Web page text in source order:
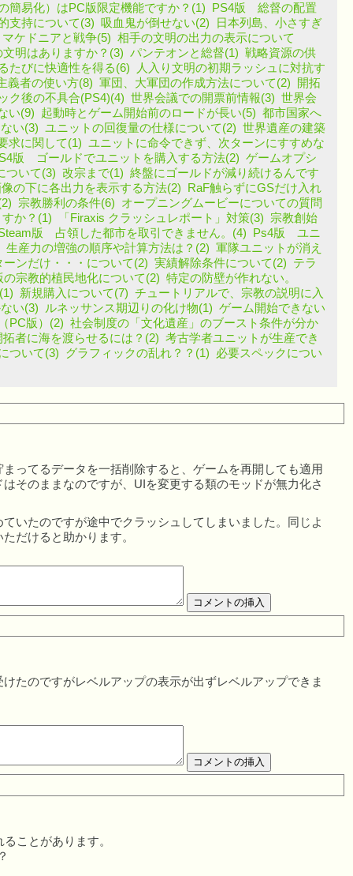
簡易化）はPC版限定機能ですか？(1)
PS4版 総督の配置
支持について(3)
吸血鬼が倒せない(2)
日本列島、小さすぎ
マケドニアと戦争(5) 相手の文明の出力の表示について
明はありますか？(3) パンテオンと総督(1) 戦略資源の供
たびに快適性を得る(6)
人入り文明の初期ラッシュに対抗す
義者の使い方(8) 軍団、大軍団の作成方法について(2)
開拓
ク後の不具合(PS4)(4) 世界会議での開票前情報(3) 世界会
い(9)
起動時とゲーム開始前のロードが長い(5) 都市国家へ
い(3) ユニットの回復量の仕様について(2) 世界遺産の建築
求に関して(1) ユニットに命令できず、次ターンにすすめな
版 ゴールドでユニットを購入する方法(2) ゲームオプシ
ついて(3) 改宗まで(1) 終盤にゴールドが減り続けるんです
の下に各出力を表示する方法(2)
RaF触らずにGSだけ入れ
宗教勝利の条件(6)
オープニングムービーについての質問
か？(1)
「Firaxis クラッシュレポート」対策(3)
宗教創始
版 占領した都市を取引できません。(4)
Ps4版 ユニ
生産力の増強の順序や計算方法は？(2) 軍隊ユニットが消え
ンだけ・・・について(2) 実績解除条件について(2)
テラ
の宗教的植民地化について(2) 特定の防壁が作れない。
新規購入について(7) チュートリアルで、宗教の説明に入
い(3)
ルネッサンス期辺りの化け物(1) ゲーム開始できない
PC版）(2) 社会制度の「文化遺産」のブースト条件が分か
拓者に海を渡らせるには？(2) 考古学者ユニットが生産でき
ついて(3)
グラフィックの乱れ？？(1) 必要スペックについ
ってるデータを一括削除すると、ゲームを再開しても適用
そのままなのですが、UIを変更する類のモッドが無力化さ
たのですが途中でクラッシュしてしまいました。同じよ
だけると助かります。
たのですがレベルアップの表示が出ずレベルアップできま
ことがあります。